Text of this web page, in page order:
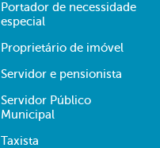
Portador de necessidade
especial
Proprietário de imóvel
Servidor e pensionista
Servidor Público
Municipal
Taxista